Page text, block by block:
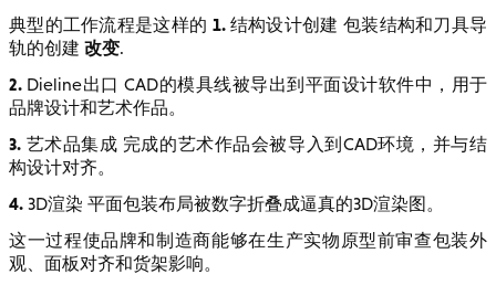
典型的工作流程是这样的 1.结构设计创建 包装结构和刀具导
轨的创建 改变.
2. Dieline出口 CAD的模具线被导出到平面设计软件中，用于
品牌设计和艺术作品。
3. 艺术品集成 完成的艺术作品会被导入到CAD环境，并与结
构设计对齐。
4. 3D渲染 平面包装布局被数字折叠成逼真的3D渲染图。
这一过程使品牌和制造商能够在生产实物原型前审查包装外
观、面板对齐和货架影响。